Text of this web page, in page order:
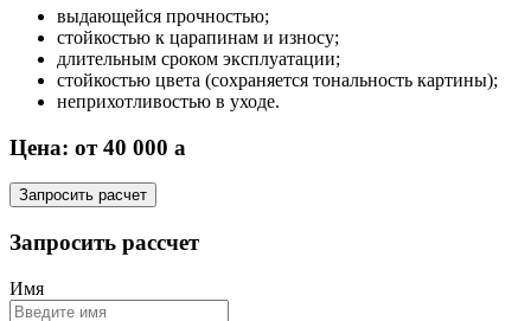
выдающейся прочностью;
стойкостью к царапинам и износу;
длительным сроком эксплуатации;
стойкостью цвета (сохраняется тональность картины);
неприхотливостью в уходе.
Цена: от 40 000 a
Запросить расчет
Запросить рассчет
Имя